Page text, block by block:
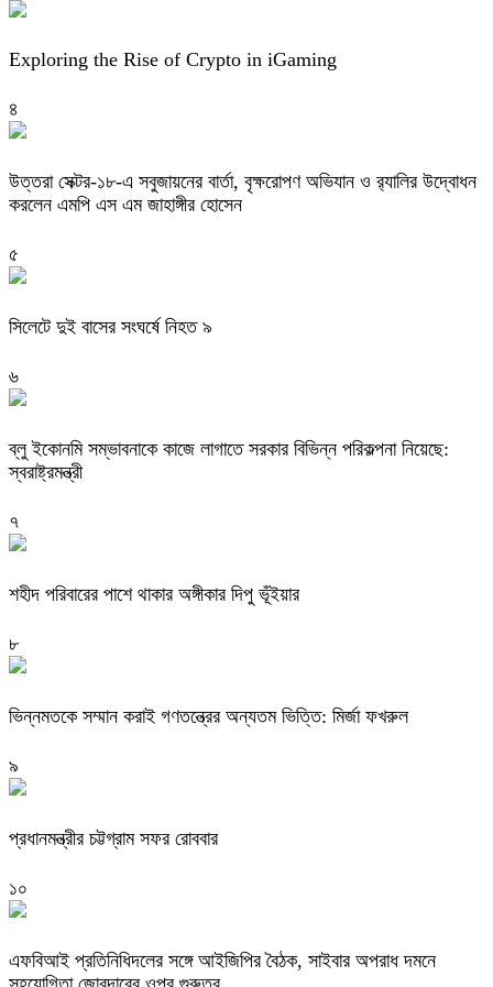
Exploring the Rise of Crypto in iGaming
৪
উত্তরা সেক্টর-১৮-এ সবুজায়নের বার্তা, বৃক্ষরোপণ অভিযান ও র‍্যালির উদ্বোধন
করলেন এমপি এস এম জাহাঙ্গীর হোসেন
৫
সিলেটে দুই বাসের সংঘর্ষে নিহত ৯
৬
ব্লু ইকোনমি সম্ভাবনাকে কাজে লাগাতে সরকার বিভিন্ন পরিকল্পনা নিয়েছে:
স্বরাষ্ট্রমন্ত্রী
৭
শহীদ পরিবারের পাশে থাকার অঙ্গীকার দিপু ভূঁইয়ার
৮
ভিন্নমতকে সম্মান করাই গণতন্ত্রের অন্যতম ভিত্তি: মির্জা ফখরুল
৯
প্রধানমন্ত্রীর চট্টগ্রাম সফর রোববার
১০
এফবিআই প্রতিনিধিদলের সঙ্গে আইজিপির বৈঠক, সাইবার অপরাধ দমনে